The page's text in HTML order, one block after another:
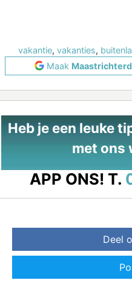
vakantie, vakanties,
Maak
Heb je een leuke
met ons
APP ONS! T.
Deel